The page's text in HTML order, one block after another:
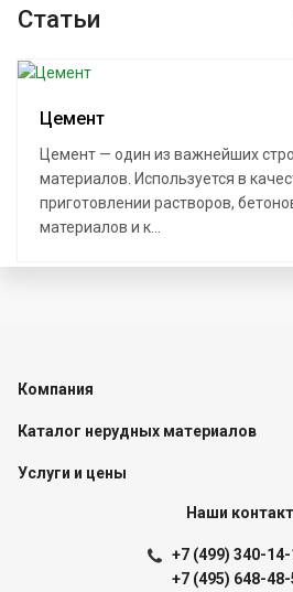
Статьи
Цемент
Цемент — один из важнейших
материалов. Используется в
приготовлении растворов,
материалов и к...
Компания
Каталог нерудных материалов
Услуги и цены
Наши
+7 (499) 340-
+7 (495) 648-